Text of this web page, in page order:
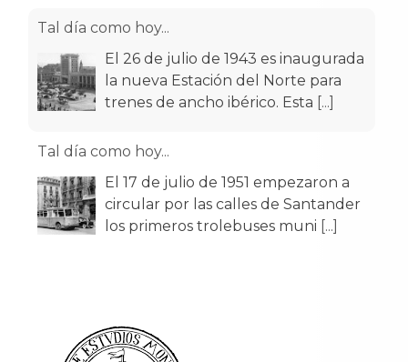
Tal día como hoy...
El 26 de julio de 1943 es inaugurada
la nueva Estación del Norte para
trenes de ancho ibérico. Esta [...]
Tal día como hoy...
El 17 de julio de 1951 empezaron a
circular por las calles de Santander
los primeros trolebuses muni [...]